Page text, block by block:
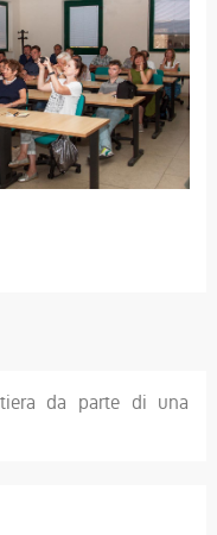
da parte di una